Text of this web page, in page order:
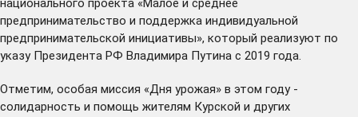
предпринимательство и поддержка индивидуальной
предпринимательской инициативы», который реализуют по
указу Президента РФ Владимира Путина с 2019 года.
Отметим, особая миссия «Дня урожая» в этом году -
солидарность и помощь жителям Курской и других